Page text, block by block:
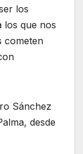
los
los que nos
cometen
Sánchez
desde